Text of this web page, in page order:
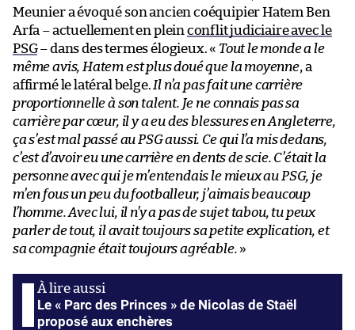
Meunier a évoqué son ancien coéquipier Hatem Ben
Arfa – actuellement en plein conflit judiciaire avec le
PSG– dans des termes élogieux. « Tout le monde a le
même avis, Hatem est plus doué que la moyenne, a
affirmé le latéral belge. Il n’a pas fait une carrière
proportionnelle à son talent. Je ne connais pas sa
carrière par cœur, il y a eu des blessures en Angleterre,
ça s’est mal passé au PSG aussi. Ce qui l’a mis dedans,
c’est d’avoir eu une carrière en dents de scie. C’était la
personne avec qui je m’entendais le mieux au PSG, je
m’en fous un peu du footballeur, j’aimais beaucoup
l’homme. Avec lui, il n’y a pas de sujet tabou, tu peux
parler de tout, il avait toujours sa petite explication, et
sa compagnie était toujours agréable. »
Le « Parc des Princes » de Nicolas de Staël
proposé aux enchères